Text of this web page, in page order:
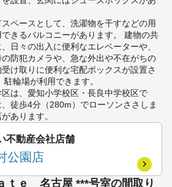
ペースとして、洗濯物を干すなどの用
きるバルコニーがあります。 建物の共
日々の出入に便利なエレベーターや、
防犯カメラや、急な外出や不在がちの
け取りに便利な宅配ボックスが設置さ
輪場が利用できます。
は、愛知小学校区・長良中学校区で
徒歩4分（280m）でローソンささしま
あります。
不動産会社店舗
公園店
ｔｅ 名古屋 ***号室の間取り